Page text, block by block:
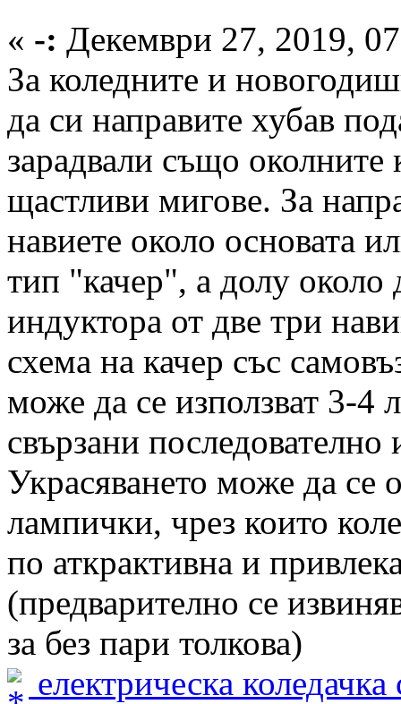
« -: Декември 27, 2019,
За коледните и
да си направите хубав
зарадвали също околните
щастливи мигове. За
навиете около основата
тип "качер", а долу около
индуктора от две три
схема на качер със
може да се използват 3-4
свързани
Украсяването може да се
лампички, чрез които
по аткрактивна и
(предварително се
за без пари толкова)
електрическа